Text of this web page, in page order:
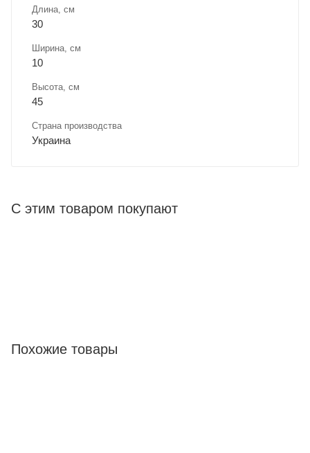
Длина, cм
30
Ширина, cм
10
Высота, см
45
Страна производства
Украина
С этим товаром покупают
Похожие товары